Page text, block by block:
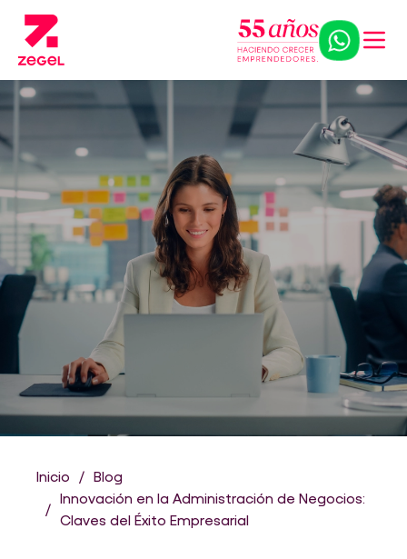
Inicio
Blog
Innovación en la Administración de Negocios:
Claves del Éxito Empresarial